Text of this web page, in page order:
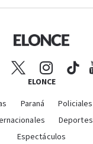
ELONCE
Paraná Policiales
Deportes
Espectáculos